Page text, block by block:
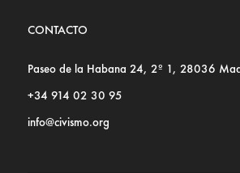
CONTACTO
Paseo de la Habana 24, 2º 1, 28036
+34 914 02 30 95
info@civismo.org